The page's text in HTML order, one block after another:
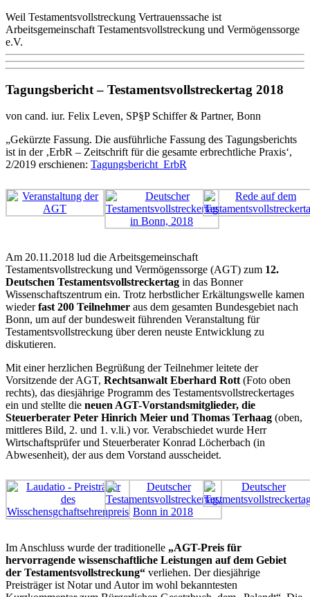
Weil Testamentsvollstreckung Vertrauenssache ist
Arbeitsgemeinschaft Testamentsvollstreckung und Vermögenssorge
e.V.
Tagungsbericht – Testamentsvollstreckertag 2018
von cand. iur. Felix Leven, SP§P Schiffer & Partner, Bonn
„Gekürzte Fassung. Die ausführliche Fassung des Tagungsberichts
ist in der ‚ErbR – Zeitschrift für die gesamte erbrechtliche Praxis‘,
2/2019 erschienen: Tagungsbericht_ErbR
Am 20.11.2018 lud die Arbeitsgemeinschaft
Testamentsvollstreckung und Vermögenssorge (AGT) zum 12.
Deutschen Testamentsvollstreckertag in das Bonner
Wissenschaftszentrum ein. Trotz herbstlicher Erkältungswelle kamen
wiederfast 200 Teilnehmer aus dem gesamten Bundesgebiet nach
Bonn, um auf der bundesweit führenden Veranstaltung für
Testamentsvollstreckung über deren neuste Entwicklung zu
diskutieren.
Mit einer herzlichen Begrüßung der Teilnehmer leitete der
Vorsitzende der AGT, Rechtsanwalt Eberhard Rott(Foto oben
rechts), das diesjährige Programm des Testamentsvollstreckertages
ein und stellte die neuen AGT-Vorstandsmitglieder, die
Steuerberater Peter Hinrich Meier und Thomas Terhaag (oben,
mittleres Bild, 2. und 1. v.li.) vor. Verabschiedet wurde Herr
Wirtschaftsprüfer und Steuerberater Konrad Löcherbach (in
Abwesenheit), der aus dem Vorstand ausscheidet.
Im Anschluss wurde der traditionelle „AGT-Preis für
hervorragende wissenschaftliche Leistungen auf dem Gebiet
der Testamentsvollstreckung“ verliehen. Der diesjährige
Preisträger ist Notar und Autor im wohl bekanntesten